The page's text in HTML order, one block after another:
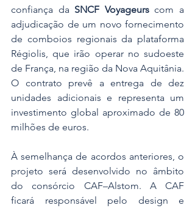
confiança da SNCF Voyageurs com a
adjudicação de um novo fornecimento
de comboios regionais da plataforma
Régiolis, que irão operar no sudoeste
de França, na região da Nova Aquitânia.
O contrato prevê a entrega de dez
unidades adicionais e representa um
investimento global aproximado de 80
milhões de euros.
À semelhança de acordos anteriores, o
projeto será desenvolvido no âmbito
do consórcio CAF–Alstom. A CAF
ficará responsável pelo design e